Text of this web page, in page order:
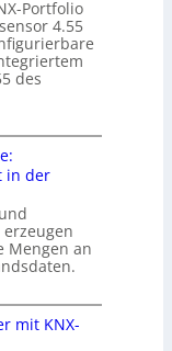
Portfolio
4.55
des
in der
Mengen an
mit KNX-